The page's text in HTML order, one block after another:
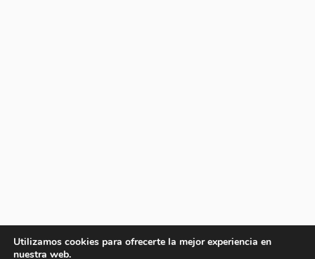
Utilizamos cookies para ofrecerte la mejor experiencia en
nuestra web.